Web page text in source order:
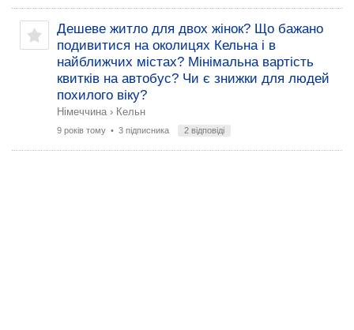
Дешеве житло для двох жінок? Що бажано
подивитися на околицях Кельна і в
найближчих містах? Мінімальна вартість
квитків на автобус? Чи є знижки для людей
похилого віку?
Німеччина › Кельн
9 років тому • 3 підписника 2 відповіді